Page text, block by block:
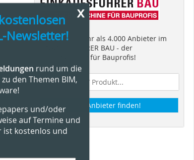
x
Newsletter!
rund um die
zu den Themen BIM,
und/oder
auf Termine und
ist kostenlos und
Finden Sie mehr als 4.000 Anbieter im
EINKAUFSFÜHRER BAU - der
Suchmaschine für Bauprofis!
Anbieter finden!